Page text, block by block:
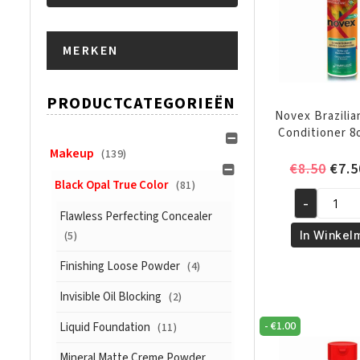
MERKEN
PRODUCTCATEGORIEËN
Makeup (139)
Black Opal True Color (81)
Flawless Perfecting Concealer
(5)
Finishing Loose Powder (4)
Invisible Oil Blocking (2)
Liquid Foundation (11)
Novex
Conditioner
€8.50
was:
€
Novex
Brazilian
Keratin
-
In
- €1.00